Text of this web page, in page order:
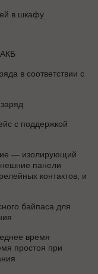
в шкафу
в соответствии с
с поддержкой
— изолирующий
панели
контактов, и
байпаса для
время
простоя при